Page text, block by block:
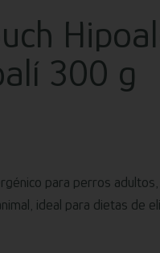
300 g
para perros
ideal para dietas de